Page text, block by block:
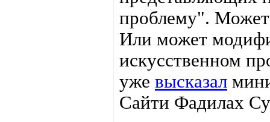
проблему".
Или может
искусственном
уже высказал
Сайти Фадилах